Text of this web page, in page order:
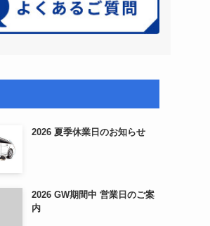
2026 夏季休業日のお知らせ
2026 GW期間中 営業日のご案
内